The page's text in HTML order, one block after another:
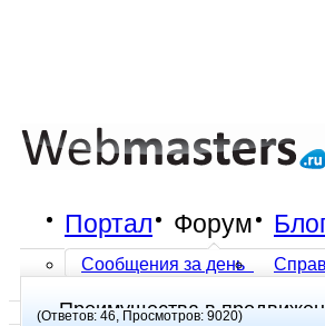
Портал Форум
Сообщения за день
Все разделы прочитаны
Преимущества в
(Ответов: 46, Просмотров: 9020)